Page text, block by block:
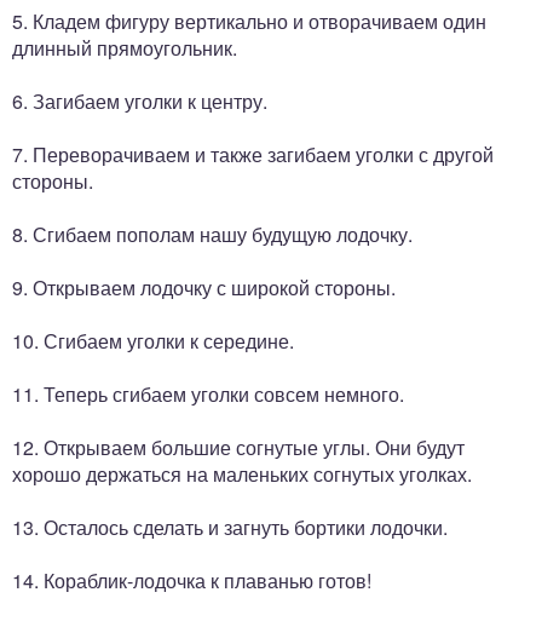
5. Кладем фигуру вертикально и отворачиваем один
длинный прямоугольник.
6. Загибаем уголки к центру.
7. Переворачиваем и также загибаем уголки с другой
стороны.
8. Сгибаем пополам нашу будущую лодочку.
9. Открываем лодочку с широкой стороны.
10. Сгибаем уголки к середине.
11. Теперь сгибаем уголки совсем немного.
12. Открываем большие согнутые углы. Они будут
хорошо держаться на маленьких согнутых уголках.
13. Осталось сделать и загнуть бортики лодочки.
14. Кораблик-лодочка к плаванью готов!